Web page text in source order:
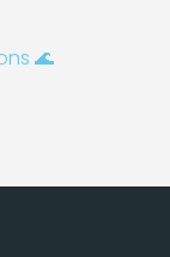
🌊